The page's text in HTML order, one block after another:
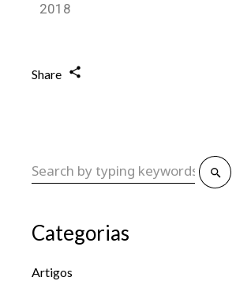
2018
Share
Categorias
Artigos